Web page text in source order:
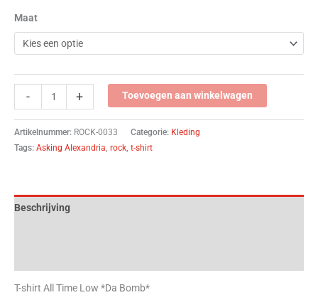
Maat
- + Toevoegen aan winkelwagen
Artikelnummer: ROCK-0033 Categorie: Kleding
Tags: Asking Alexandria, rock, t-shirt
Beschrijving
T-shirt All Time Low *Da Bomb*